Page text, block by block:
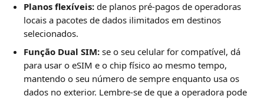
Planos flexíveis: de planos pré-pagos de operadoras
locais a pacotes de dados ilimitados em destinos
selecionados.
Função Dual SIM: se o seu celular for compatível, dá
para usar o eSIM e o chip físico ao mesmo tempo,
mantendo o seu número de sempre enquanto usa os
dados no exterior. Lembre-se de que a operadora pode